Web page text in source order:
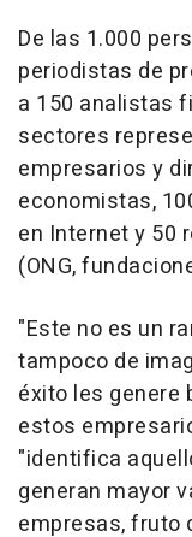
De las 1.000
periodistas de
a 150 analistas
sectores
empresarios y
economistas,
en Internet y 50
(ONG,
"Este no es un
tampoco de
éxito les genere
estos
"identifica
generan mayor
empresas, fruto